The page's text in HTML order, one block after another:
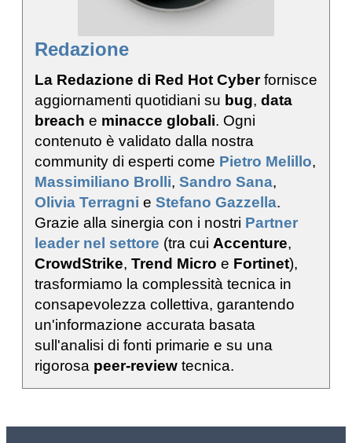
Redazione
La Redazione di Red Hot Cyberfornisce
aggiornamenti quotidiani su bug, data
breach e minacce globali. Ogni
contenuto è validato dalla nostra
community di esperti come Pietro Melillo,
Massimiliano Brolli, Sandro Sana,
Olivia Terragni e Stefano Gazzella.
Grazie alla sinergia con i nostri Partner
leader nel settore (tra cui Accenture,
CrowdStrike, Trend Micro e Fortinet),
trasformiamo la complessità tecnica in
consapevolezza collettiva, garantendo
un'informazione accurata basata
sull'analisi di fonti primarie e su una
rigorosa peer-review tecnica.